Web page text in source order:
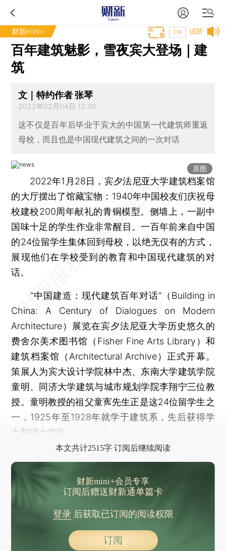
财新mini+ 试听
T中
百年建筑魅影，雪夜宾大登场｜建
筑
文｜特约作者 张琴
2022年02月04日 12:30
这不仅是百年后毕业于宾大的中国第一代建筑师重返
母校，而且也是中国现代建筑之间的一次对话
原图
2022年1月28日，宾夕法尼亚大学建筑档案馆
的大厅摆出了馆藏宝物：1940年中国校友们庆祝母
校建校200周年献礼的青铜模型。侧墙上，一副中
国味十足的学生作业非常醒目。一百年前来自中国
的24位留学生集体回到母校，以绝无仅有的方式，
展现他们在学校受到的教育和中国现代建筑的对
话。
“中国建造：现代建筑百年对话”（Building in
China: A Century of Dialogues on Modern
Architecture）展览在宾夕法尼亚大学历史悠久的
费舍尔美术图书馆（Fisher Fine Arts Library）和
建筑档案馆（Architectural Archive）正式开幕。
策展人为宾大设计学院林中杰、东南大学建筑学院
童明、同济大学建筑与城市规划学院李翔宁三位教
授。童明教授的祖父童寯先生正是这24位留学生之
一，1925年至1928年就学于建筑系，先后获得学
士和硕士学位。
本文共计2515字 订阅后继续阅读
财新mini+会员专享
订阅后赠送财新通单篇卡
登录后获取已订阅的阅读权限
订阅